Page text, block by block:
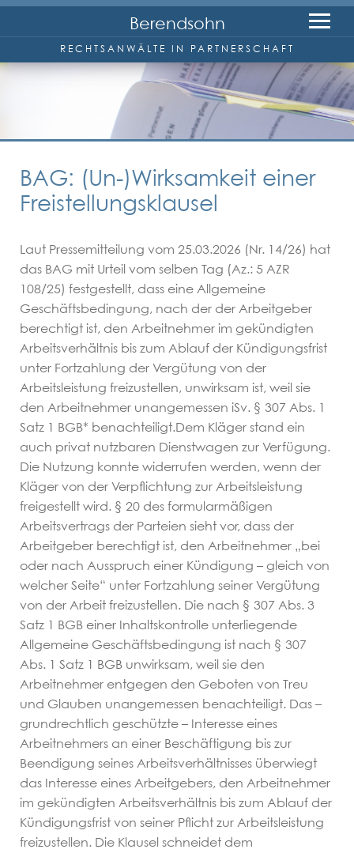
Berendsohn
RECHTSANWÄLTE IN PARTNERSCHAFT
Kanzlei
Anwälte
Wolfgang Berendsohn
Marc Wenzel
Rechtsgebiete
Arbeitsrecht
Erbrecht
Familienrecht
Inkassorecht
Staatsangehörigkeitsrecht
Kosten/FAQ
Kosten
FAQ
Kontakt
Fachanwalt
Familienrecht
Impressum
BAG: (Un-)Wirksamkeit einer
Freistellungsklausel
Laut Pressemitteilung vom 25.03.2026 (Nr. 14/26) hat
das BAG mit Urteil vom selben Tag (Az.: 5 AZR
108/25) festgestellt, dass eine Allgemeine
Geschäftsbedingung, nach der der Arbeitgeber
berechtigt ist, den Arbeitnehmer im gekündigten
Arbeitsverhältnis bis zum Ablauf der Kündigungsfrist
unter Fortzahlung der Vergütung von der
Arbeitsleistung freizustellen, unwirksam ist, weil sie
den Arbeitnehmer unangemessen iSv. § 307 Abs. 1
Satz 1 BGB* benachteiligt.Dem Kläger stand ein
auch privat nutzbaren Dienstwagen zur Verfügung.
Die Nutzung konnte widerrufen werden, wenn der
Kläger von der Verpflichtung zur Arbeitsleistung
freigestellt wird. § 20 des formularmäßigen
Arbeitsvertrags der Parteien sieht vor, dass der
Arbeitgeber berechtigt ist, den Arbeitnehmer „bei
oder nach Ausspruch einer Kündigung – gleich von
welcher Seite“ unter Fortzahlung seiner Vergütung
von der Arbeit freizustellen. Die nach § 307 Abs. 3
Satz 1 BGB einer Inhaltskontrolle unterliegende
Allgemeine Geschäftsbedingung ist nach § 307
Abs. 1 Satz 1 BGB unwirksam, weil sie den
Arbeitnehmer entgegen den Geboten von Treu
und Glauben unangemessen benachteiligt. Das –
grundrechtlich geschützte – Interesse eines
Arbeitnehmers an einer Beschäftigung bis zur
Beendigung seines Arbeitsverhältnisses überwiegt
das Interesse eines Arbeitgebers, den Arbeitnehmer
im gekündigten Arbeitsverhältnis bis zum Ablauf der
Kündigungsfrist von seiner Pflicht zur Arbeitsleistung
freizustellen. Die Klausel schneidet dem